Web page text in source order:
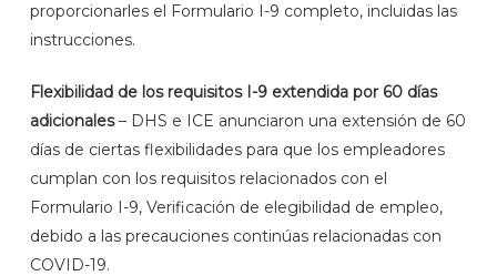
proporcionarles el Formulario I-9 completo, incluidas las
instrucciones.
Flexibilidad de los requisitos I-9 extendida por 60 días
adicionales– DHS e ICE anunciaron una extensión de 60
días de ciertas flexibilidades para que los empleadores
cumplan con los requisitos relacionados con el
Formulario I-9, Verificación de elegibilidad de empleo,
debido a las precauciones continúas relacionadas con
COVID-19.